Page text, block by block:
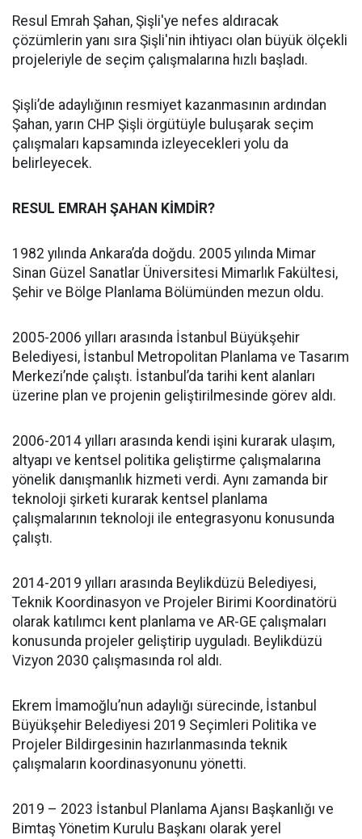
Resul Emrah Şahan, Şişli'ye nefes aldıracak
çözümlerin yanı sıra Şişli'nin ihtiyacı olan büyük ölçekli
projeleriyle de seçim çalışmalarına hızlı başladı.
Şişli’de adaylığının resmiyet kazanmasının ardından
Şahan, yarın CHP Şişli örgütüyle buluşarak seçim
çalışmaları kapsamında izleyecekleri yolu da
belirleyecek.
RESUL EMRAH ŞAHAN KİMDİR?
1982 yılında Ankara’da doğdu. 2005 yılında Mimar
Sinan Güzel Sanatlar Üniversitesi Mimarlık Fakültesi,
Şehir ve Bölge Planlama Bölümünden mezun oldu.
2005-2006 yılları arasında İstanbul Büyükşehir
Belediyesi, İstanbul Metropolitan Planlama ve Tasarım
Merkezi’nde çalıştı. İstanbul’da tarihi kent alanları
üzerine plan ve projenin geliştirilmesinde görev aldı.
2006-2014 yılları arasında kendi işini kurarak ulaşım,
altyapı ve kentsel politika geliştirme çalışmalarına
yönelik danışmanlık hizmeti verdi. Aynı zamanda bir
teknoloji şirketi kurarak kentsel planlama
çalışmalarının teknoloji ile entegrasyonu konusunda
çalıştı.
2014-2019 yılları arasında Beylikdüzü Belediyesi,
Teknik Koordinasyon ve Projeler Birimi Koordinatörü
olarak katılımcı kent planlama ve AR-GE çalışmaları
konusunda projeler geliştirip uyguladı. Beylikdüzü
Vizyon 2030 çalışmasında rol aldı.
Ekrem İmamoğlu’nun adaylığı sürecinde, İstanbul
Büyükşehir Belediyesi 2019 Seçimleri Politika ve
Projeler Bildirgesinin hazırlanmasında teknik
çalışmaların koordinasyonunu yönetti.
2019 – 2023 İstanbul Planlama Ajansı Başkanlığı ve
Bimtaş Yönetim Kurulu Başkanı olarak yerel